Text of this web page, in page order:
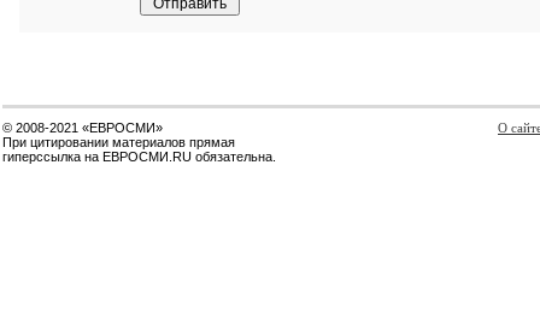
© 2008-2021 «ЕВРОСМИ»
При цитировании материалов прямая
гиперссылка на ЕВРОСМИ.RU обязательна.
О